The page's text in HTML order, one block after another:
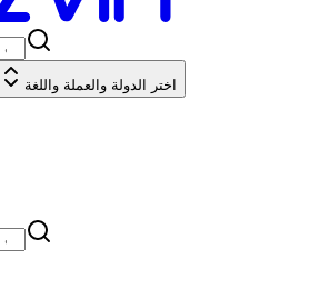
اختر الدولة والعملة واللغة